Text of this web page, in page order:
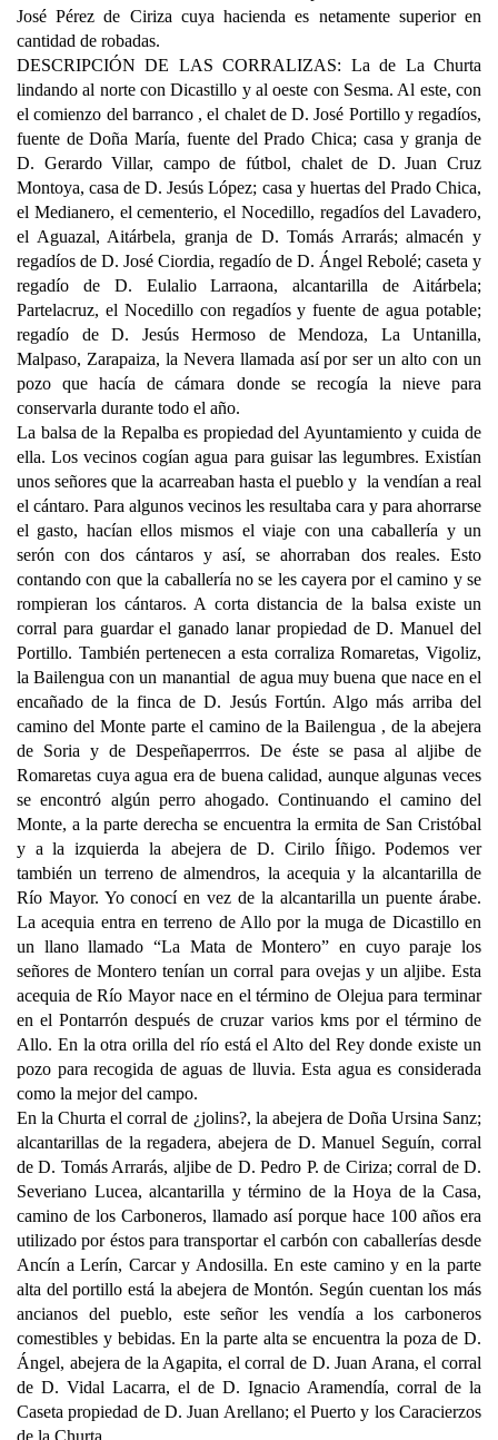
José Pérez de Ciriza cuya hacienda es netamente superior en
cantidad de robadas.
DESCRIPCIÓN DE LAS CORRALIZAS: La de La Churta
lindando al norte con Dicastillo y al oeste con Sesma. Al este, con
el comienzo del barranco , el chalet de D. José Portillo y regadíos,
fuente de Doña María, fuente del Prado Chica; casa y granja de
D. Gerardo Villar, campo de fútbol, chalet de D. Juan Cruz
Montoya, casa de D. Jesús López; casa y huertas del Prado Chica,
el Medianero, el cementerio, el Nocedillo, regadíos del Lavadero,
el Aguazal, Aitárbela, granja de D. Tomás Arrarás; almacén y
regadíos de D. José Ciordia, regadío de D. Ángel Rebolé; caseta y
regadío de D. Eulalio Larraona, alcantarilla de Aitárbela;
Partelacruz, el Nocedillo con regadíos y fuente de agua potable;
regadío de D. Jesús Hermoso de Mendoza, La Untanilla,
Malpaso, Zarapaiza, la Nevera llamada así por ser un alto con un
pozo que hacía de cámara donde se recogía la nieve para
conservarla durante todo el año.
La balsa de la Repalba es propiedad del Ayuntamiento y cuida de
ella. Los vecinos cogían agua para guisar las legumbres. Existían
unos señores que la acarreaban hasta el pueblo y la vendían a real
el cántaro. Para algunos vecinos les resultaba cara y para ahorrarse
el gasto, hacían ellos mismos el viaje con una caballería y un
serón con dos cántaros y así, se ahorraban dos reales. Esto
contando con que la caballería no se les cayera por el camino y se
rompieran los cántaros. A corta distancia de la balsa existe un
corral para guardar el ganado lanar propiedad de D. Manuel del
Portillo. También pertenecen a esta corraliza Romaretas, Vigoliz,
la Bailengua con un manantial de agua muy buena que nace en el
encañado de la finca de D. Jesús Fortún. Algo más arriba del
camino del Monte parte el camino de la Bailengua , de la abejera
de Soria y de Despeñaperrros. De éste se pasa al aljibe de
Romaretas cuya agua era de buena calidad, aunque algunas veces
se encontró algún perro ahogado. Continuando el camino del
Monte, a la parte derecha se encuentra la ermita de San Cristóbal
y a la izquierda la abejera de D. Cirilo Íñigo. Podemos ver
también un terreno de almendros, la acequia y la alcantarilla de
Río Mayor. Yo conocí en vez de la alcantarilla un puente árabe.
La acequia entra en terreno de Allo por la muga de Dicastillo en
un llano llamado “La Mata de Montero” en cuyo paraje los
señores de Montero tenían un corral para ovejas y un aljibe. Esta
acequia de Río Mayor nace en el término de Olejua para terminar
en el Pontarrón después de cruzar varios kms por el término de
Allo. En la otra orilla del río está el Alto del Rey donde existe un
pozo para recogida de aguas de lluvia. Esta agua es considerada
como la mejor del campo.
En la Churta el corral de ¿jolins?, la abejera de Doña Ursina Sanz;
alcantarillas de la regadera, abejera de D. Manuel Seguín, corral
de D. Tomás Arrarás, aljibe de D. Pedro P. de Ciriza; corral de D.
Severiano Lucea, alcantarilla y término de la Hoya de la Casa,
camino de los Carboneros, llamado así porque hace 100 años era
utilizado por éstos para transportar el carbón con caballerías desde
Ancín a Lerín, Carcar y Andosilla. En este camino y en la parte
alta del portillo está la abejera de Montón. Según cuentan los más
ancianos del pueblo, este señor les vendía a los carboneros
comestibles y bebidas. En la parte alta se encuentra la poza de D.
Ángel, abejera de la Agapita, el corral de D. Juan Arana, el corral
de D. Vidal Lacarra, el de D. Ignacio Aramendía, corral de la
Caseta propiedad de D. Juan Arellano; el Puerto y los Caracierzos
de la Churta.